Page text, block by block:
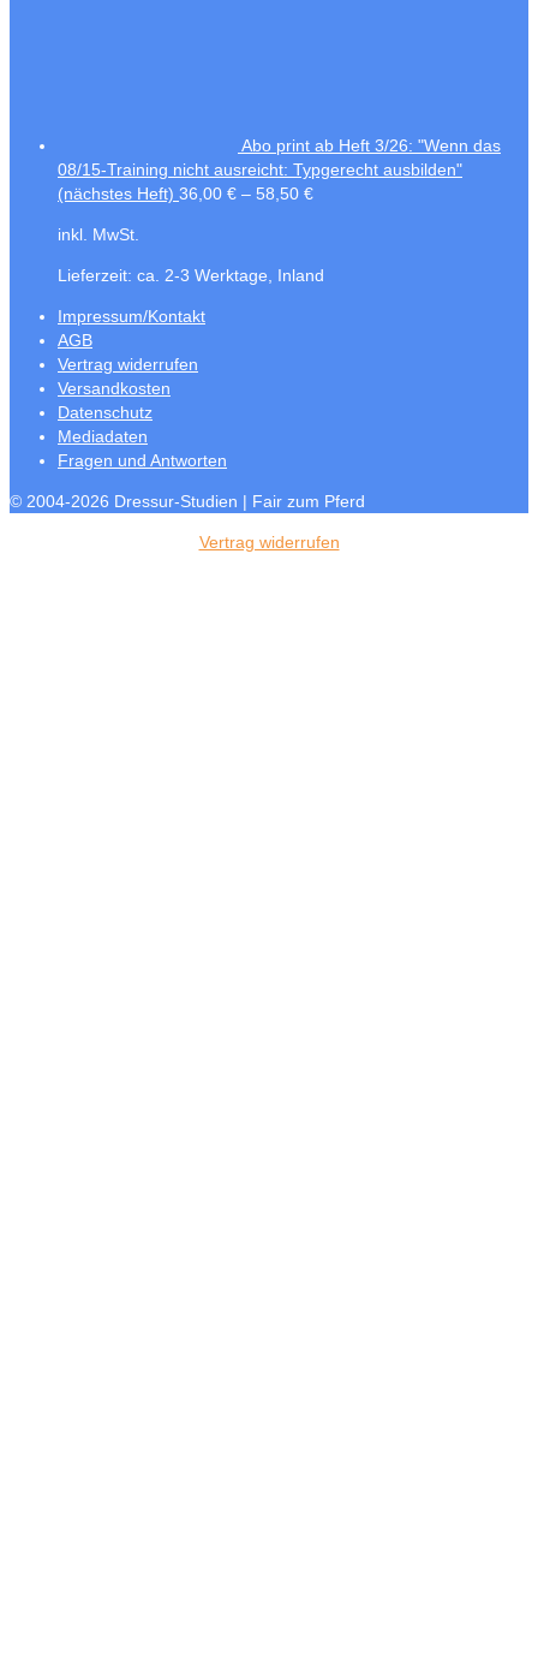
Abo print ab Heft 3/26: "Wenn das
08/15-Training nicht ausreicht: Typgerecht ausbilden"
(nächstes Heft) 36,00 € – 58,50 €
inkl. MwSt.
Lieferzeit: ca. 2-3 Werktage, Inland
Impressum/Kontakt
AGB
Vertrag widerrufen
Versandkosten
Datenschutz
Mediadaten
Fragen und Antworten
© 2004-2026 Dressur-Studien | Fair zum Pferd
Vertrag widerrufen